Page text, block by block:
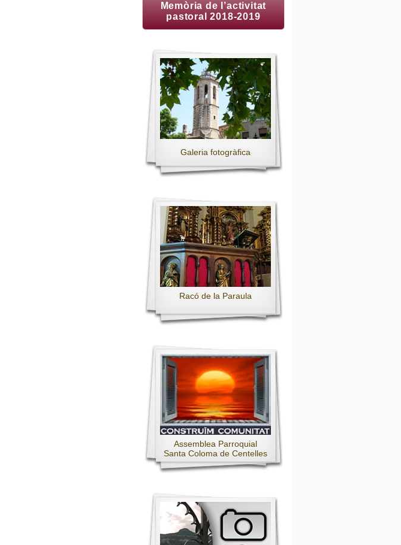
Memòria de l’activitat
pastoral 2018-2019
Galeria fotogràfica
Racó de la Paraula
Assemblea Parroquial
Santa Coloma de Centelles